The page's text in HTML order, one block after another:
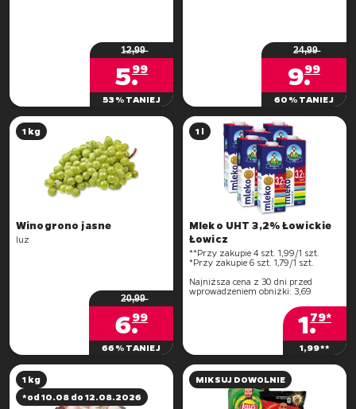
1̶2̶,̶9̶9̶
5.
99
53% TANIEJ
2̶4̶,̶9̶9̶
9.
99
60% TANIEJ
1 kg
Winogrono jasne
luz
2̶0̶,̶9̶9̶
6.
99
66% TANIEJ
1 l
Mleko UHT 3,2% Łowickie
Łowicz
**Przy zakupie 4 szt. 1,99/1 szt.
*Przy zakupie 6 szt. 1,79/1 szt.
Najniższa cena z 30 dni przed
1.
79*
1,99**
1 kg
*od 10.08 do 12.08.2026
MIKSUJ DOWOLNIE